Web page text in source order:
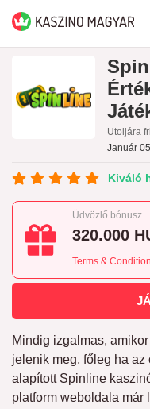
Utoljára
Január
Kiváló
Üdvözlő bónusz
320.000
Terms &
Mindig izgalmas,
jelenik meg, főleg ha
alapított Spinline
platform weboldala már